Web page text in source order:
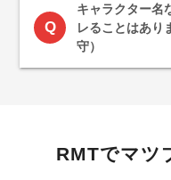
Q
キャラクター名
レることはあり
守）
RMTでマツ